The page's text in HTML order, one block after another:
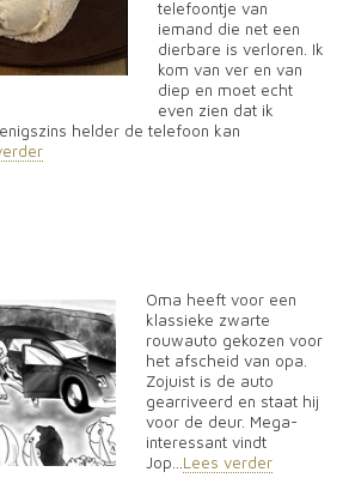
telefoontje van
iemand die net een
dierbare is verloren. Ik
kom van ver en van
diep en moet echt
even zien dat ik
helder de telefoon kan
Oma heeft voor een
klassieke zwarte
rouwauto gekozen voor
het afscheid van opa.
Zojuist is de auto
gearriveerd en staat hij
voor de deur. Mega-
interessant vindt
Jop...Lees verder